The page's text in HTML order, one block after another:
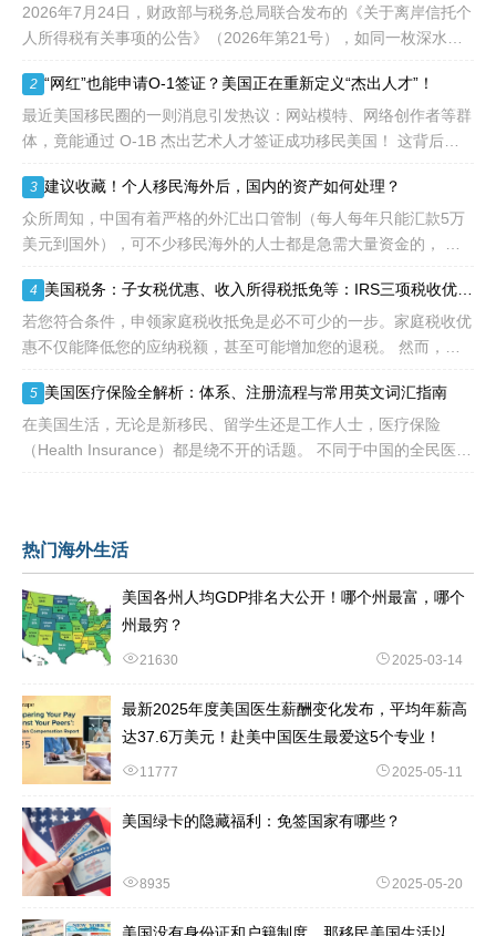
先"移民类别的申请。EB1A
不需要雇主支持、不用办理
等的限制，所以也愈来愈受
到中国杰出人才的青睐。
2026年7月24日，财政部与税务总局联合发布的《关于离岸信托个
人所得税有关事项的公告》（2026年第21号），如同一枚深水炸
家税务总局配套发
2 “网红”也能申请O-1签证？美国正在重新定义“杰出人才”！
最近美国移民圈的一则消息引发热议：网站模特、网络创作者等群
体，竟能通过 O-1B 杰出艺术人才签证成功移民美国！ 这背后不
构
3 建议收藏！个人移民海外后，国内的资产如何处理？
众所周知，中国有着严格的外汇出口管制（每人每年只能汇款5万
美元到国外），可不少移民海外的人士都是急需大量资金的， 包
随着近年来国
4
若您符合条件，申领家庭税收抵免是必不可少的一步。家庭税收优
惠不仅能降低您的应纳税额，甚至可能增加您的退税。 然而，您
变动，因为许
5 美国医疗保险全解析：体系、注册流程与常用英文词汇指南
在美国生活，无论是新移民、留学生还是工作人士，医疗保险
（Health Insurance）都是绕不开的话题。 不同于中国的全民医保
热门海外生活
美国各州人均GDP排名大公开！哪个州最富，哪个
州最穷？
21630 2025-03-14
最新2025年度美国医生薪酬变化发布，平均年薪高
达37.6万美元！赴美中国医生最爱这5个专业！
11777 2025-05-11
美国绿卡的隐藏福利：免签国家有哪些？
8935 2025-05-20